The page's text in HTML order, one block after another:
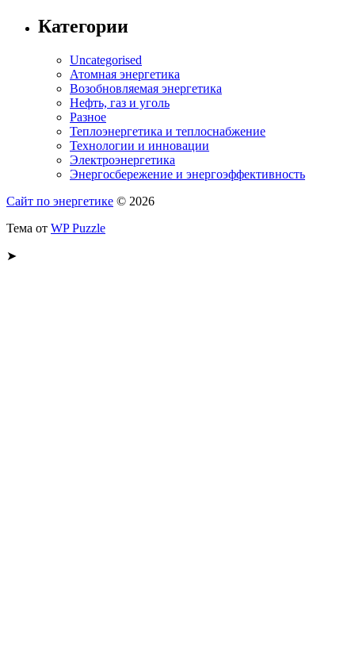
Категории
Uncategorised
Атомная энергетика
Возобновляемая энергетика
Нефть, газ и уголь
Разное
Теплоэнергетика и теплоснабжение
Технологии и инновации
Электроэнергетика
Энергосбережение и энергоэффективность
Сайт по энергетике © 2026
Тема от WP Puzzle
➤